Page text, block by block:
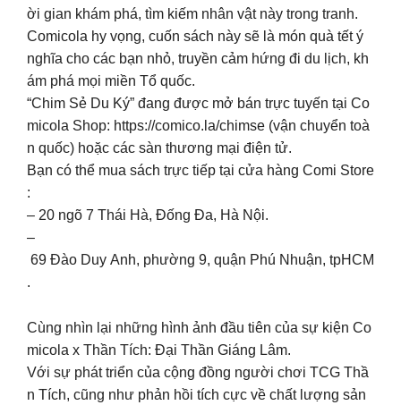
ời gian khám phá, tìm kiếm nhân vật này trong tranh.
Comicola hy vọng, cuốn sách này sẽ là món quà tết ý
nghĩa cho các bạn nhỏ, truyền cảm hứng đi du lịch, kh
ám phá mọi miền Tổ quốc.
“Chim Sẻ Du Ký” đang được mở bán trực tuyến tại Co
micola Shop: https://comico.la/chimse (vận chuyển toà
n quốc) hoặc các sàn thương mại điện tử.
Bạn có thể mua sách trực tiếp tại cửa hàng Comi Store
:
– 20 ngõ 7 Thái Hà, Đống Đa, Hà Nội.
–
69 Đào Duy Anh, phường 9, quận Phú Nhuận, tpHCM
.
Cùng nhìn lại những hình ảnh đầu tiên của sự kiện Co
micola x Thần Tích: Đại Thần Giáng Lâm.
Với sự phát triển của cộng đồng người chơi TCG Thầ
n Tích, cũng như phản hồi tích cực về chất lượng sản